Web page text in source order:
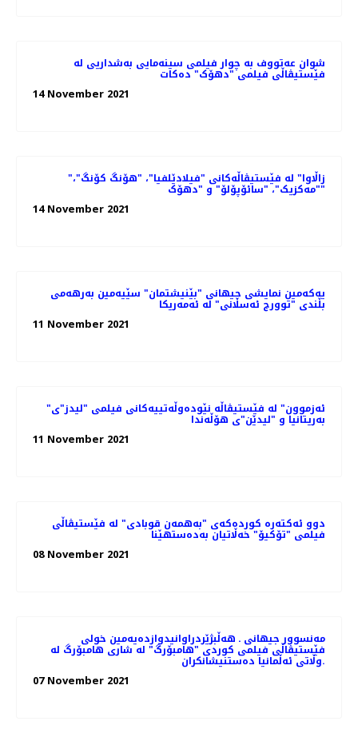
شوان عەتووف به چوار فیلمی سینەمایی بەشداریی لە
فێستیڤاڵی فیلمی "دهۆک" دەكات
14 November 2021
"زاڵاوا" لە فێستیڤاڵەکانی "فیلادێلفیا"، "هۆنگ کۆنگ"،
"مەکزیک"، "سائۆپۆلۆ" و "دهۆک"
14 November 2021
یەکەمین نمایشی جیهانی "بێنیشتمان" سێیەمین بەرهەمی
بڵندی "توورج ئەسڵانی" لە ئەمەریکا
11 November 2021
"ئەزموون" لە فێستیڤاڵە نێودەوڵەتییەکانی فیلمی "لیدز"ی
بەریتانیا و "لیدێن"ی هۆڵەندا
11 November 2021
دوو ئەکتەرە کوردەکەی "بەهمەن قوبادی" لە فێستیڤاڵی
فیلمی "تۆکیۆ" خەڵاتیان بەدەستهێنا
08 November 2021
مەنسوور جیهانی ـ هه‌ڵبژێردراوانیدوازدەیەمین خولی
فێستیڤاڵی فیلمی کوردی "هامبۆرگ" لە شاری هامبۆرگ لە
وڵاتی ئەڵمانیا ده‌ستنیشانکران.
07 November 2021